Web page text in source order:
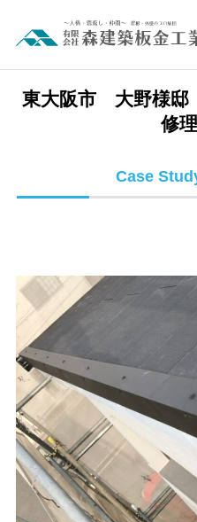
東大阪市 大野様邸 台風被害
東大阪市 大野様邸
修
Case